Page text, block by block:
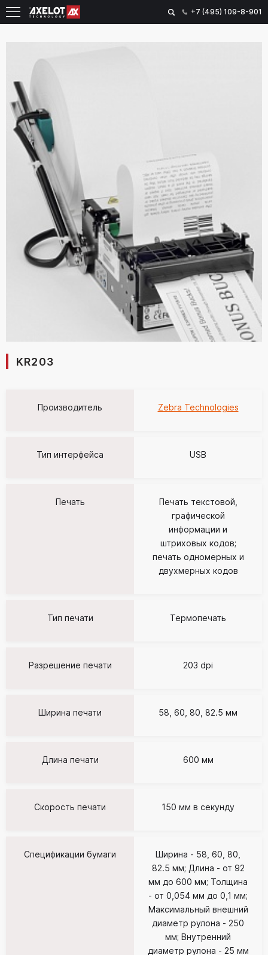
+7 (495) 109-8-901
KR203
Производитель Zebra Technologies
Тип интерфейса USB
Печать
Печать текстовой,
графической
информации и
штриховых кодов;
печать одномерных и
двухмерных кодов
Тип печати Термопечать
Разрешение печати 203 dpi
Ширина печати 58, 60, 80, 82.5 мм
Длина печати 600 мм
Скорость печати 150 мм в секунду
Спецификации бумаги
Ширина - 58, 60, 80,
82.5 мм; Длина - от 92
мм до 600 мм; Толщина
- от 0,054 мм до 0,1 мм;
Максимальный внешний
диаметр рулона - 250
мм; Внутренний
диаметр рулона - 25 мм